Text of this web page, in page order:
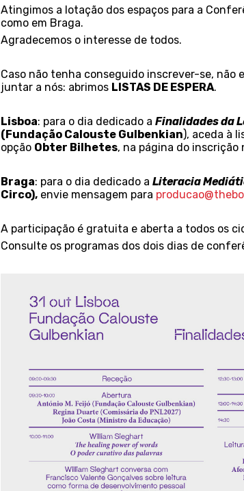
Atingimos a lotação dos espaços para a
como em Braga.
Agradecemos o interesse de todos.
Caso não tenha conseguido inscrever-se, não
juntar a nós: abrimos LISTAS DE ESPERA.
Lisboa: para o dia dedicado a Finalidades da
(Fundação Calouste Gulbenkian), aceda à
opção Obter Bilhetes, na página do inscrição
Braga: para o dia dedicado a Literacia
Circo), envie mensagem para
A participação é gratuita e aberta a todos os
Consulte os programas dos dois dias de